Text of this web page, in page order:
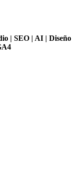
| SEO | AI | Diseño